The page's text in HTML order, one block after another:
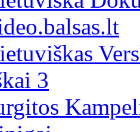
3